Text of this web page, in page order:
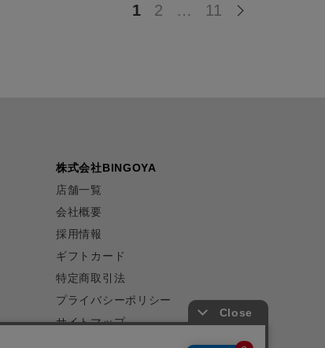
1 2 … 11
株式会社BINGOYA
店舗一覧
会社概要
採用情報
ギフトカード
特定商取引法
プライバシーポリシー
サイトマップ